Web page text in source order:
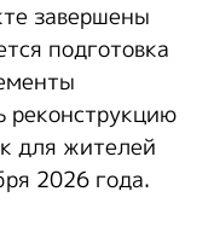
завершены
подготовка
реконструкцию
для жителей
2026 года.